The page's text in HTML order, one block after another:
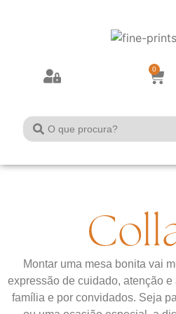
0
Montar uma mesa bonita vai
expressão de cuidado, atenção
família e por convidados. Seja